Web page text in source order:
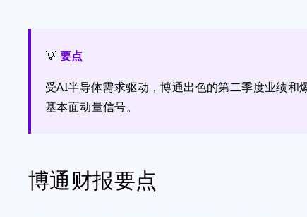
💡 要点
受AI半导体需求驱动，博通出色的第二季度业绩
基本面动量信号。
博通财报要点